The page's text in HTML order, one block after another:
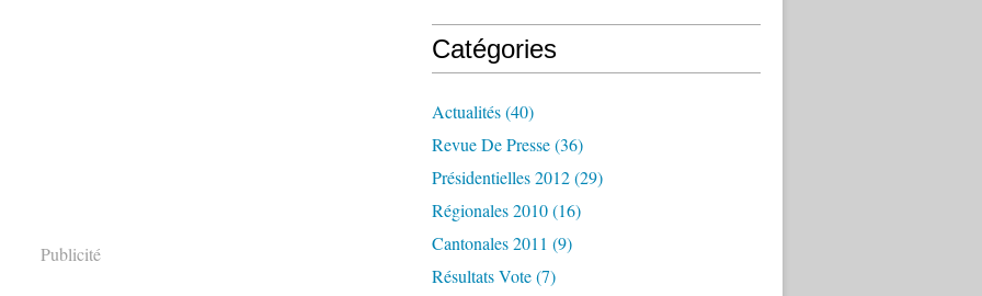
Publicité
Catégories
Actualités(40)
Revue De Presse(36)
Présidentielles 2012(29)
Régionales 2010(16)
Cantonales 2011 (9)
Résultats Vote(7)